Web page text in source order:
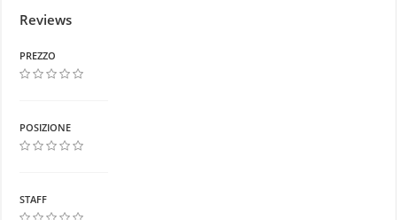
Reviews
PREZZO
POSIZIONE
STAFF